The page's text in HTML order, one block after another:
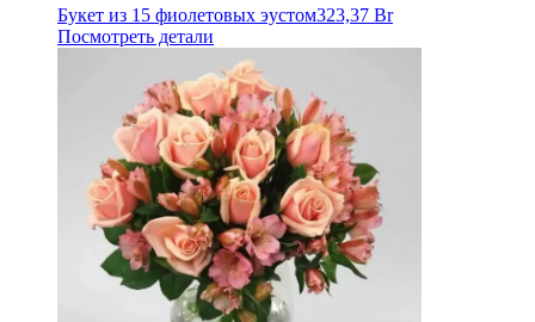
Букет из 15 фиолетовых эустом323,37 Br
Посмотреть детали